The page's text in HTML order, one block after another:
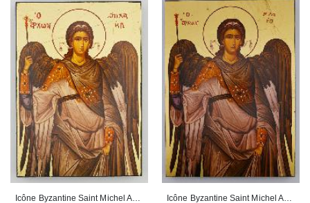
Icône Byzantine Saint Michel Archange Gris - 12 cm Icône Byzantine Saint Michel Archange Gris - 25 cm